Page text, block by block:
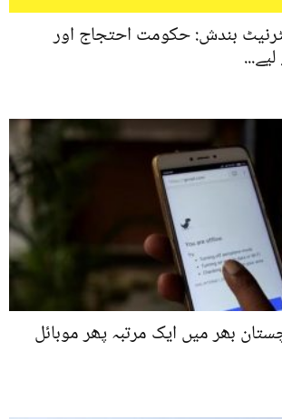
بندش: حکومت احتجاج اور
بھر میں ایک مرتبہ پھر موبائل